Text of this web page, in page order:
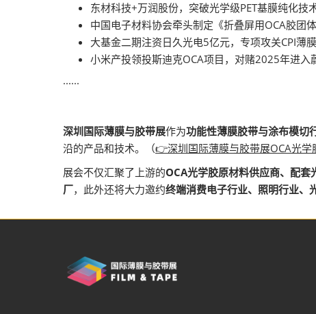
东材科技+万润股份，突破光学级PET基膜纯化
中国电子材料协会牵头制定《折叠屏用OCA胶
大基金二期注资日久光电5亿元，专项攻关CPI薄
小米产投领投斯迪克OCA项目，对赌2025年进入
······
深圳国际薄膜与胶带展作为功能性薄膜胶带与涂布模切
沿的产品和技术。（👉深圳国际薄膜与胶带展OCA光学
展会不仅汇聚了上游的OCA光学胶原材料供应商、配
厂，此外还将大力邀约终端消费电子行业、照明行业、